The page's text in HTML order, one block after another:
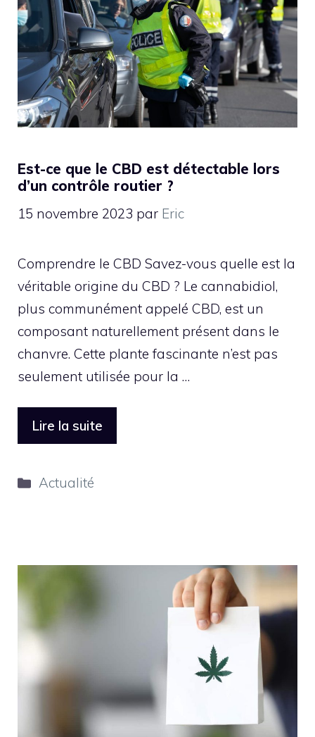
Est-ce que le CBD est détectable lors
d’un contrôle routier ?
15 novembre 2023 par Eric
Comprendre le CBD Savez-vous quelle est la
véritable origine du CBD ? Le cannabidiol,
plus communément appelé CBD, est un
composant naturellement présent dans le
chanvre. Cette plante fascinante n’est pas
seulement utilisée pour la …
Lire la suite
Catégories
Actualité